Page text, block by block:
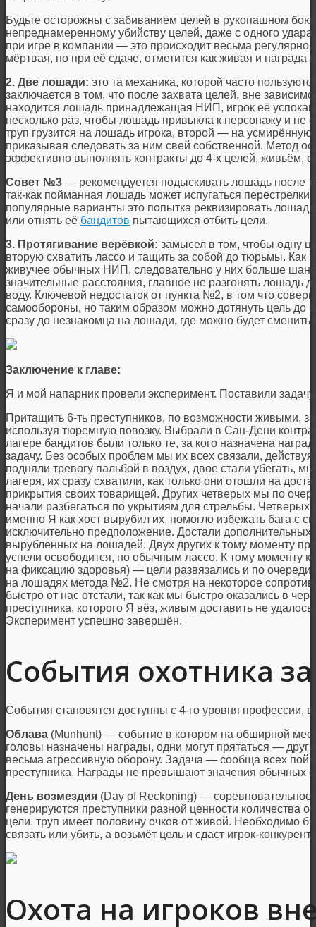
Будьте осторожны с забиванием целей в рукопашном
непреднамеренному убийству целей, даже с одного
при игре в компании — это происходит весьма
мёртвая, но при её сдаче, отметится как живая и награда
2. Две лошади: это та механика, которой часто
заключается в том, что после захвата целей, вне
находится лошадь принадлежащая НИП, игрок её
несколько раз, чтобы лошадь привыкла к персонажу и не
труп грузится на лошадь игрока, второй — на усмирённую
приказывая следовать за ним свей собственной. Метод
эффективно выполнять контракты до 4-х целей, живьём,
Совет №3 — рекомендуется подыскивать лошадь после
так-как пойманная лошадь может испугаться
популярные варианты это попытка реквизировать
или отнять её бандитов пытающихся отбить цели.
3. Протягивание верёвкой: замысел в том, чтобы одну
вторую схватить лассо и тащить за собой до тюрьмы. Как
живучее обычных НИП, следовательно у них больше
значительные расстояния, главное не разгонять лошадь
воду. Ключевой недостаток от пункта №2, в том что
самообороны, но таким образом можно дотянуть цель до
сразу до незнакомца на лошади, где можно будет
Заключение к главе:
Я и мой напарник провели эксперимент. Поставили
Притащить 6-ть преступников, по возможности живыми,
используя тюремную повозку. Выбрали в Сан-Дени
лагере бандитов были только те, за кого назначена
задачу. Без особых проблем мы их всех связали,
подняли тревогу пальбой в воздух, двое стали убегать,
лагеря, их сразу схватили, как только они отошли на
прикрытия своих товарищей. Других четверых мы по
начали разбегаться по укрытиям для стрельбы.
именно Я как хост вырубил их, помогло избежать бага с
исключительно предположение. Достали
вырубленных на лошадей. Двух других к тому моменту
успели освободится, но обычным лассо. К тому моменту
на фиксацию здоровья) — цели развязались и по
на лошадях метода №2. Не смотря на некоторое
быстро от нас отстали, так как мы быстро оказались в
преступника, которого Я вёз, живым доставить не
Эксперимент успешно завершён.
События охотника
События становятся доступны с 4-го уровня профессии,
Облава (Munhunt) — событие в котором на обширной
головы назначены награды, одни могут прятаться —
весьма агрессивную оборону. Задача — сообща всех
преступника. Награды не превышают значения обычных
День возмездия (Day of Reckoning) — соревновательное
генерируются преступники разной ценности количества
цели, труп имеет половину очков от живой. Необходимо
связать или убить, а возьмёт цель и сдаст игрок-
Охота на игроков